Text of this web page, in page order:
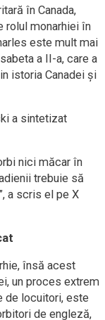
în Canada,
rolul monarhiei în
este mult mai
a II-a, care a
istoria Canadei și
a sintetizat
nici măcar în
trebuie să
a scris el pe X
însă acest
un proces extrem
de locuitori, este
de engleză,